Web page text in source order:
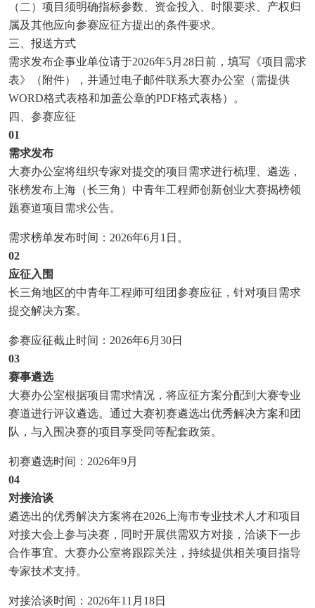
（二）项目须明确指标参数、资金投入、时限要求、产权归
属及其他应向参赛应征方提出的条件要求。
三、报送方式
需求发布企事业单位请于2026年5月28日前，填写《项目需求
表》（附件），并通过电子邮件联系大赛办公室（需提供
WORD格式表格和加盖公章的PDF格式表格）。
四、参赛应征
01
需求发布
大赛办公室将组织专家对提交的项目需求进行梳理、遴选，
张榜发布上海（长三角）中青年工程师创新创业大赛揭榜领
题赛道项目需求公告。
需求榜单发布时间：2026年6月1日。
02
应征入围
长三角地区的中青年工程师可组团参赛应征，针对项目需求
提交解决方案。
参赛应征截止时间：2026年6月30日
03
赛事遴选
大赛办公室根据项目需求情况，将应征方案分配到大赛专业
赛道进行评议遴选。通过大赛初赛遴选出优秀解决方案和团
队，与入围决赛的项目享受同等配套政策。
初赛遴选时间：2026年9月
04
对接洽谈
遴选出的优秀解决方案将在2026上海市专业技术人才和项目
对接大会上参与决赛，同时开展供需双方对接，洽谈下一步
合作事宜。大赛办公室将跟踪关注，持续提供相关项目指导
专家技术支持。
对接洽谈时间：2026年11月18日